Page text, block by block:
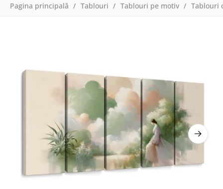
Pagina principală Tablouri Tablouri pe motiv Tablouri